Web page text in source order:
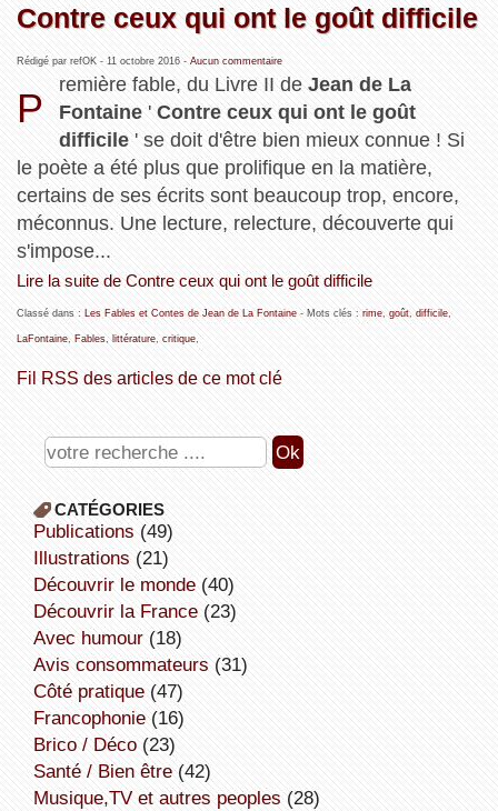
Contre ceux qui ont le goût difficile
Rédigé par refOK - 11 octobre 2016- Aucun commentaire
P
remière fable, du Livre II deJean de La
Fontaine 'Contre ceux qui ont le goût
difficile ' se doit d'être bien mieux connue ! Si
le poète a été plus que prolifique en la matière,
certains de ses écrits sont beaucoup trop, encore,
méconnus. Une lecture, relecture, découverte qui
s'impose...
Lire la suite de Contre ceux qui ont le goût difficile
Classé dans : Les Fables et Contes de Jean de La Fontaine- Mots clés : rime, goût, difficile,
LaFontaine, Fables, littérature, critique,
Fil RSS des articles de ce mot clé
CATÉGORIES
publications (49)
illustrations (21)
découvrir le monde(40)
découvrir la France(23)
avec humour(18)
avis consommateurs (31)
côté pratique(47)
Francophonie(16)
Brico / Déco(23)
Santé / Bien être(42)
Musique,TV et autres peoples (28)